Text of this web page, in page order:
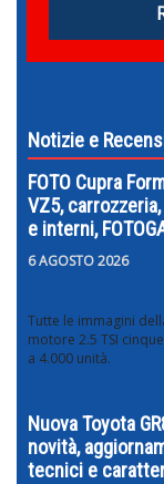
Notizie e
FOTO Cupra
VZ5,
e interni,
6 AGOSTO 2026
Tutte le immagini
motore 2.5 TSI
a 4.000 unità.
Nuova Toyota
novità,
tecnici e